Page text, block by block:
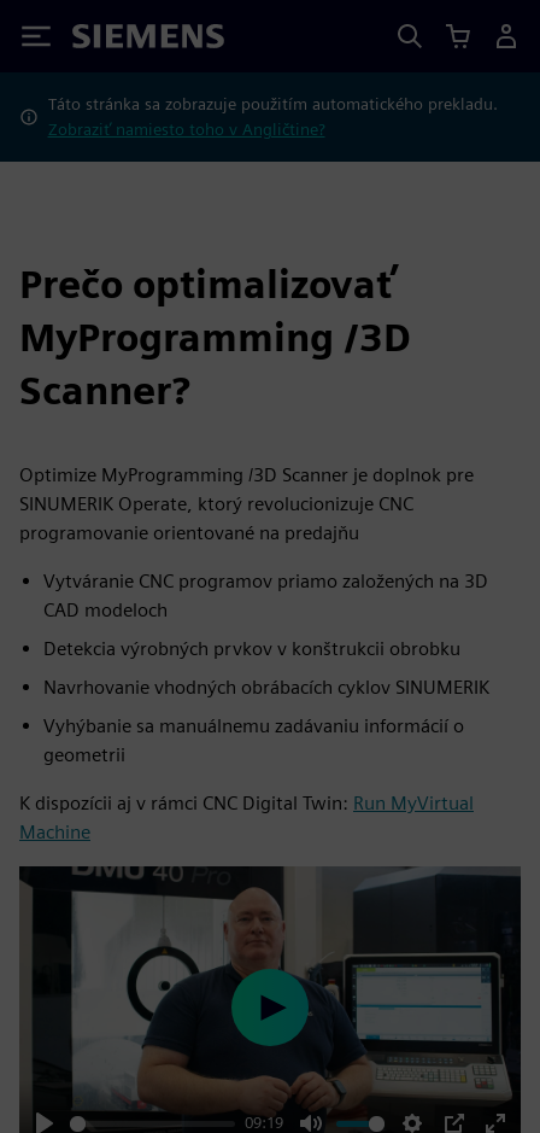
Siemens
Táto stránka sa zobrazuje použitím automatického prekladu.
Zobraziť namiesto toho v Angličtine?
Prečo optimalizovať
MyProgramming /3D
Scanner?
Optimize MyProgramming /3D Scanner je doplnok pre
SINUMERIK Operate, ktorý revolucionizuje CNC
programovanie orientované na predajňu
Vytváranie CNC programov priamo založených na 3D
CAD modeloch
Detekcia výrobných prvkov v konštrukcii obrobku
Navrhovanie vhodných obrábacích cyklov SINUMERIK
Vyhýbanie sa manuálnemu zadávaniu informácií o
geometrii
K dispozícii aj v rámci CNC Digital Twin: Run MyVirtual
Machine
09:19
Play